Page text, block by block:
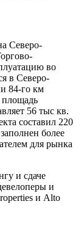
Северо-
во
в Северо-
84-го км
56 тыс кв.
составил 220
более
для рынка
и сдаче
и
и Alto